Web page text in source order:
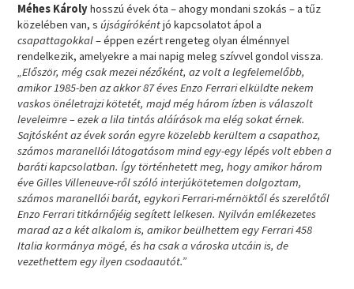
Méhes Károlyhosszú évek óta – ahogy mondani szokás – a tűz
közelében van, sújságírókéntjó kapcsolatot ápol a
csapattagokkal– éppen ezért rengeteg olyan élménnyel
rendelkezik, amelyekre a mai napig meleg szívvel gondol vissza.
„Először, még csak mezei nézőként, az volt a legfelemelőbb,
amikor 1985-ben az akkor 87 éves Enzo Ferrari elküldte nekem
vaskos önéletrajzi kötetét, majd még három ízben is válaszolt
leveleimre – ezek a lila tintás aláírások ma elég sokat érnek.
Sajtósként az évek során egyre közelebb kerültem a csapathoz,
számos maranellói látogatásom mind egy-egy lépés volt ebben a
baráti kapcsolatban. Így történhetett meg, hogy amikor három
éve Gilles Villeneuve-ről szóló interjúkötetemen dolgoztam,
számos maranellói barát, egykori Ferrari-mérnöktől és szerelőtől
Enzo Ferrari titkárnőjéig segített lelkesen. Nyilván emlékezetes
marad az a két alkalom is, amikor beülhettem egy Ferrari 458
Italia kormánya mögé, és ha csak a városka utcáin is, de
vezethettem egy ilyen csodaautót.”